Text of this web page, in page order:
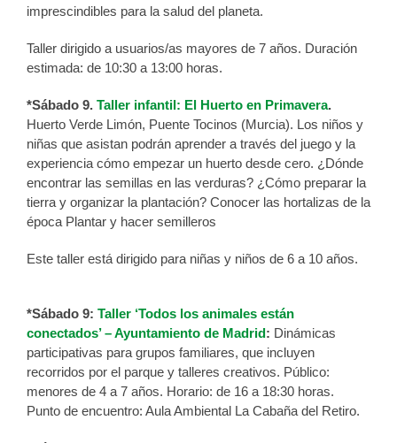
imprescindibles para la salud del planeta.
Taller dirigido a usuarios/as mayores de 7 años. Duración
estimada: de 10:30 a 13:00 horas.
*Sábado 9. Taller infantil: El Huerto en Primavera.
Huerto Verde Limón, Puente Tocinos (Murcia). Los niños y
niñas que asistan podrán aprender a través del juego y la
experiencia cómo empezar un huerto desde cero. ¿Dónde
encontrar las semillas en las verduras? ¿Cómo preparar la
tierra y organizar la plantación? Conocer las hortalizas de la
época Plantar y hacer semilleros
Este taller está dirigido para niñas y niños de 6 a 10 años.
*Sábado 9: Taller ‘Todos los animales están
conectados’ – Ayuntamiento de Madrid: Dinámicas
participativas para grupos familiares, que incluyen
recorridos por el parque y talleres creativos. Público:
menores de 4 a 7 años. Horario: de 16 a 18:30 horas.
Punto de encuentro: Aula Ambiental La Cabaña del Retiro.